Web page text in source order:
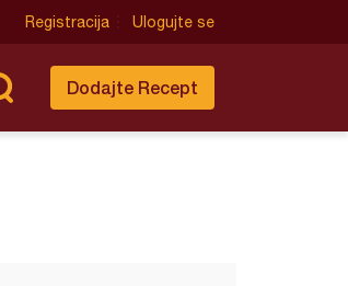
Registracija Ulogujte se
Dodajte Recept